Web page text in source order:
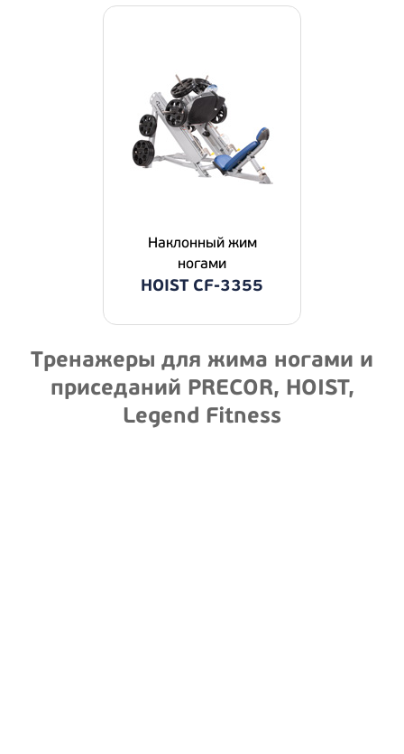
Наклонный жим
ногами
HOIST CF-3355
Тренажеры для жима ногами и
приседаний PRECOR, HOIST,
Legend Fitness